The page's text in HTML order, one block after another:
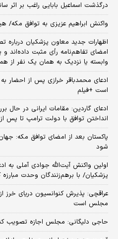
درگذشت اسماعیل بابایی راغب بر اثر
واکنش ابراهیم عزیزی به توافق مکه/
امضای تفاهم‌نامه رأی مثبت
وابسته یا نزدیک به همان یک نفر از
ادعای محمدباقر خرازی پس از احضار
است +فیلم
ادعای گاردین: مقامات ایرانی در حال
انداختن توافق با دولت ترامپ تا پس
پاکستان بعد از امضای توافق مکه: جهان
شود
اولین واکنش آیت‌الله جوادی آملی به
پزشکیان/ با برهم‌زنندگان وحدت
عراقچی: پذیرش کنوانسیون دریای خرز
مجلس است
حاجی دلیگانی: مجلس اجازه تصویب